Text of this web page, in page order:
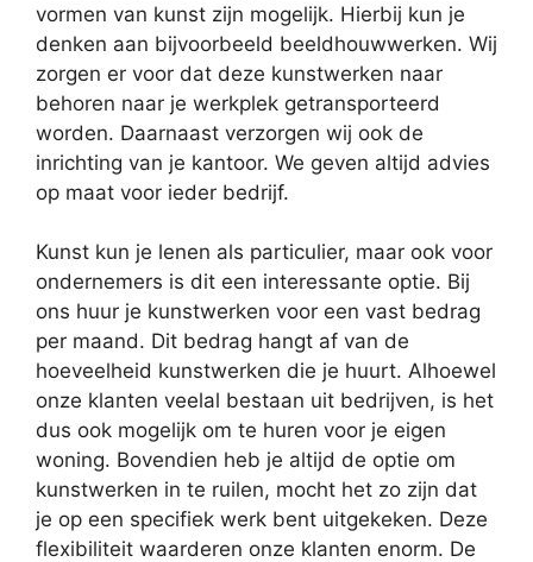
vormen van kunst zijn mogelijk. Hierbij kun je
denken aan bijvoorbeeld beeldhouwwerken. Wij
zorgen er voor dat deze kunstwerken naar
behoren naar je werkplek getransporteerd
worden. Daarnaast verzorgen wij ook de
inrichting van je kantoor. We geven altijd advies
op maat voor ieder bedrijf.
Kunst kun je lenen als particulier, maar ook voor
ondernemers is dit een interessante optie. Bij
ons huur je kunstwerken voor een vast bedrag
per maand. Dit bedrag hangt af van de
hoeveelheid kunstwerken die je huurt. Alhoewel
onze klanten veelal bestaan uit bedrijven, is het
dus ook mogelijk om te huren voor je eigen
woning. Bovendien heb je altijd de optie om
kunstwerken in te ruilen, mocht het zo zijn dat
je op een specifiek werk bent uitgekeken. Deze
flexibiliteit waarderen onze klanten enorm. De